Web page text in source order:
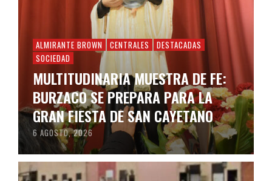
ALMIRANTE BROWN CENTRALES
DESTACADAS
SOCIEDAD
MULTITUDINARIA MUESTRA DE FE:
BURZACO SE PREPARA PARA LA
GRAN FIESTA DE SAN CAYETANO
6 AGOSTO, 2026